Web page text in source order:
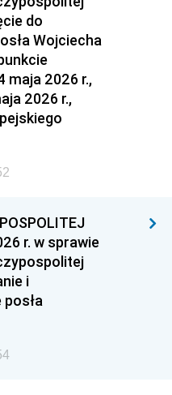
do
Wojciecha
maja 2026 r.,
2026 r.,
r. w sprawie
i